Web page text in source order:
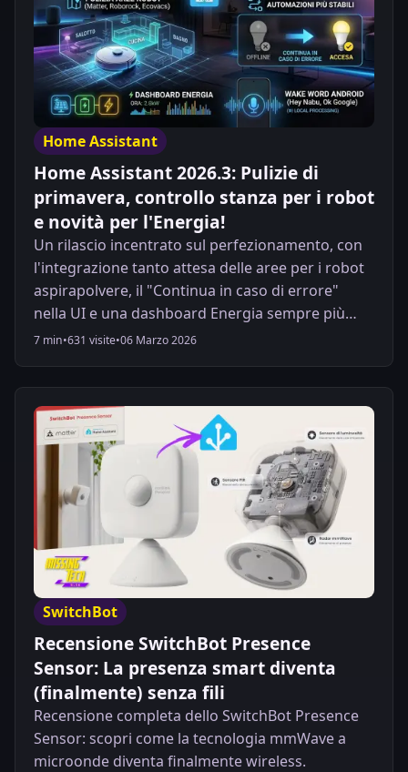
Home Assistant
Home Assistant 2026.3: Pulizie di
primavera, controllo stanza per i robot
e novità per l'Energia!
Un rilascio incentrato sul perfezionamento, con
l'integrazione tanto attesa delle aree per i robot
aspirapolvere, il "Continua in caso di errore"
nella UI e una dashboard Energia sempre più
ricca.
7 min•631 visite•06 Marzo 2026
SwitchBot
Recensione SwitchBot Presence
Sensor: La presenza smart diventa
(finalmente) senza fili
Recensione completa dello SwitchBot Presence
Sensor: scopri come la tecnologia mmWave a
microonde diventa finalmente wireless.